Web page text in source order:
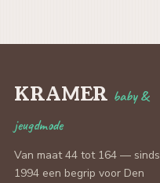
KRAMER baby &
jeugdmode
Van maat 44 tot 164 — sinds
1994 een begrip voor Den